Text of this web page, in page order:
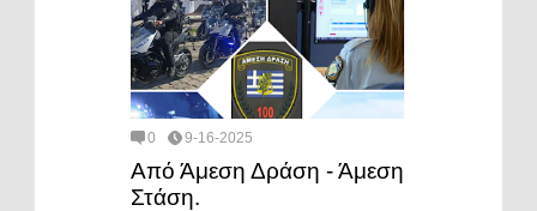
0 9-16-2025
Από Άμεση Δράση - Άμεση
Στάση.